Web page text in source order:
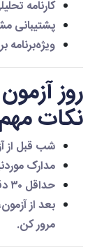
کارنامه تحلیلی
پشتیبانی
ویژه‌برنامه
روز
نکات مهم
شب قبل از
مدارک
حداقل ۳۰ دقیقه زودتر در حوزه حضور پیدا کن.
بعد از آزمون،
مرور کن.